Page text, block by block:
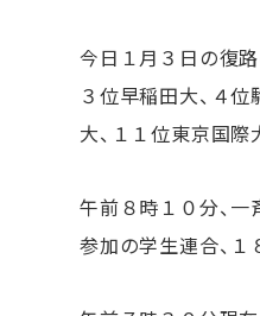
今日１月３日の復
３位早稲田大、４位
大、１１位東京国際
午前８時１０分、
参加の学生連合、１